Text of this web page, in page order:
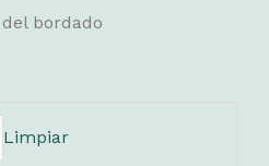
bordado
Limpiar